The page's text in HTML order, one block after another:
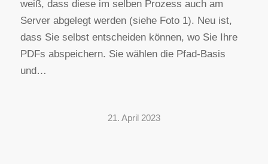
weiß, dass diese im selben Prozess auch am
Server abgelegt werden (siehe Foto 1). Neu ist,
dass Sie selbst entscheiden können, wo Sie Ihre
PDFs abspeichern. Sie wählen die Pfad-Basis
und…
21. April 2023